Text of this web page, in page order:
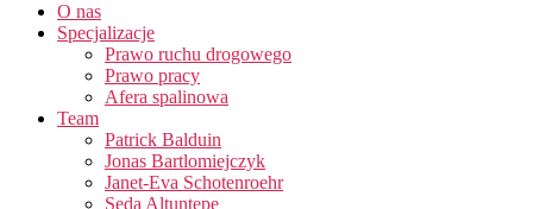
O nas
Specjalizacje
Prawo ruchu drogowego
Prawo pracy​
Afera spalinowa
Team
Patrick Balduin
Jonas Bartlomiejczyk
Janet-Eva Schotenroehr
Seda Altuntepe